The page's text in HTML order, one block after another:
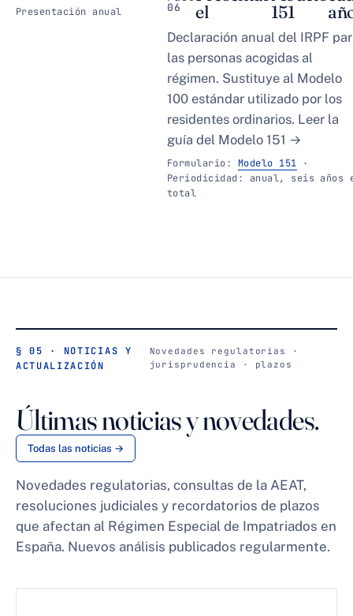
Presentación anual 06 el 151
Declaración anual del IRPF
las personas acogidas al
régimen. Sustituye al Modelo
100 estándar utilizado por los
residentes ordinarios. Leer la
guía del Modelo 151 →
Formulario: Modelo 151 ·
Periodicidad: anual, seis años
total
§ 05 · NOTICIAS Y
ACTUALIZACIÓN
Novedades regulatorias ·
jurisprudencia · plazos
Últimas noticias y novedades.
Todas las noticias →
Novedades regulatorias, consultas de la AEAT,
resoluciones judiciales y recordatorios de plazos
que afectan al Régimen Especial de Impatriados en
España. Nuevos análisis publicados regularmente.